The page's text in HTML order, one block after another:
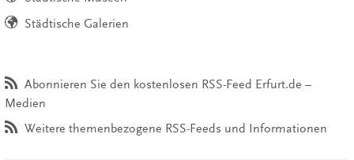
Städtische Galerien
Abonnieren Sie den kostenlosen RSS-Feed Erfurt.de –
Medien
Weitere themenbezogene RSS-Feeds und Informationen